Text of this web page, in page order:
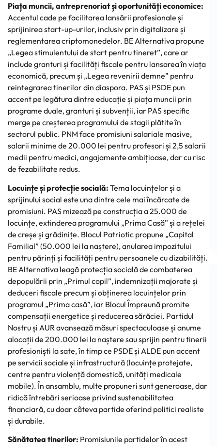
Piața muncii, antreprenoriat și oportunități economice:
Accentul cade pe facilitarea lansării profesionale și
sprijinirea start-up-urilor, inclusiv prin digitalizare și
reglementarea criptomonedelor. BE Alternativa propune
„Legea stimulentului de start pentru tineret”, care ar
include granturi și facilități fiscale pentru lansarea în viața
economică, precum și „Legea revenirii demne” pentru
reintegrarea tinerilor din diaspora. PAS și PSDE pun
accent pe legătura dintre educație și piața muncii prin
programe duale, granturi și subvenții, iar PAS specific
merge pe creșterea programului de stagii plătite în
sectorul public. PNM face promisiuni salariale masive,
salarii minime de 20.000 lei pentru profesori și 2,5 salarii
medii pentru medici, angajamente ambițioase, dar cu risc
de fezabilitate redus.
Locuințe și protecție socială: Tema locuințelor și a
sprijinului social este una dintre cele mai încărcate de
promisiuni. PAS mizează pe construcția a 25.000 de
locuințe, extinderea programului „Prima Casă” și a rețelei
de creșe și grădinițe. Blocul Patriotic propune „Capital
Familial” (50.000 lei la naștere), anularea impozitului
pentru părinți și facilități pentru persoanele cu dizabilități.
BE Alternativa leagă protecția socială de combaterea
depopulării prin „Primul copil”, indemnizații majorate și
deduceri fiscale precum și obținerea locuințelor prin
programul „Prima casă”, iar Blocul Împreună promite
compensații energetice și reducerea sărăciei. Partidul
Nostru și AUR avansează măsuri spectaculoase și anume
alocații de 200.000 lei la naștere sau sprijin pentru tinerii
profesioniști la sate, în timp ce PSDE și ALDE pun accent
pe servicii sociale și infrastructură (locuințe protejate,
centre pentru violență domestică, unități medicale
mobile). În ansamblu, multe propuneri sunt generoase, dar
ridică întrebări serioase privind sustenabilitatea
financiară, cu doar câteva partide oferind politici realiste
și durabile.
Sănătatea tinerilor: Promisiunile partidelor în acest